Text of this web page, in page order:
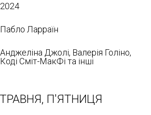
2024
Пабло Ларраїн
Анджеліна Джолі, Валерія Голіно,
Коді Сміт-МакФі та інші
П'ЯТНИЦЯ